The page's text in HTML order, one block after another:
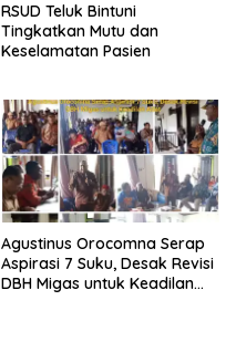
RSUD Teluk Bintuni
Tingkatkan Mutu dan
Keselamatan Pasien
Agustinus Orocomna Serap
Aspirasi 7 Suku, Desak Revisi
DBH Migas untuk Keadilan